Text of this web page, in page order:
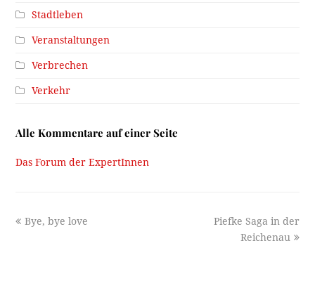
Stadtleben
Veranstaltungen
Verbrechen
Verkehr
Alle Kommentare auf einer Seite
Das Forum der ExpertInnen
previous
Bye, bye love
next
Piefke Saga in der
Reichenau